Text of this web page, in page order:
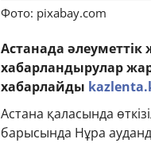
Фото: pixabay.com
Астанада
хабарландырулар
хабарлайды
Астана қаласында
барысында Нұра